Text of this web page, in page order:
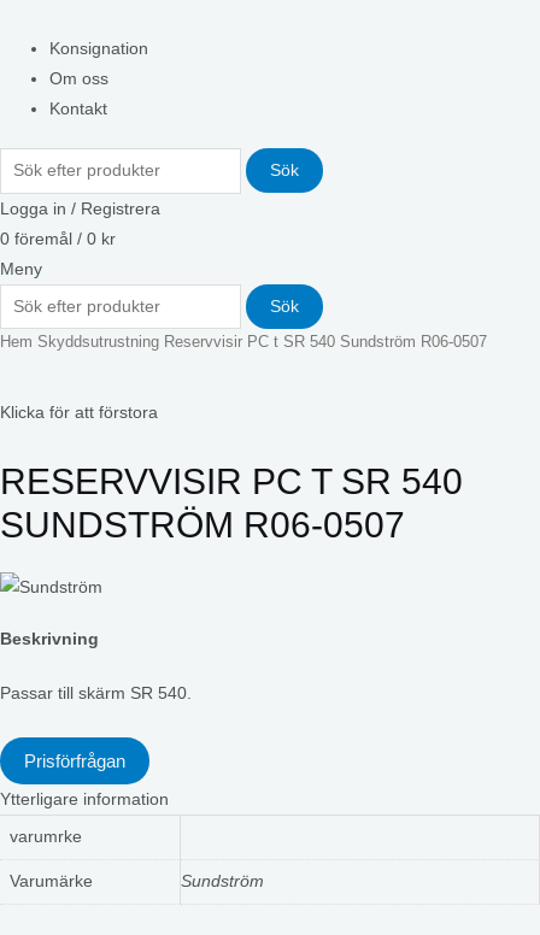
Konsignation
Om oss
Kontakt
Sök
Logga in / Registrera
0 föremål / 0 kr
Meny
Sök
Hem Skyddsutrustning Reservvisir PC t SR 540 Sundström R06-0507
Klicka för att förstora
RESERVVISIR PC T SR 540
SUNDSTRÖM R06-0507
Beskrivning
Passar till skärm SR 540.
Prisförfrågan
Ytterligare information
varumrke
Varumärke Sundström